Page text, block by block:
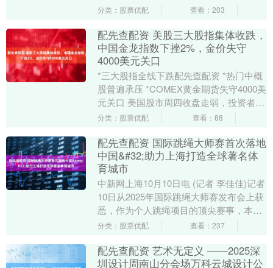
而是融合了心理学、哲学、数字文明批判
分类：股票优配 查看：203
配先查配资 美股三大股指集体收跌，
中国金龙指数下挫2%，金价失守
4000美元关口
*三大股指全线下跌配先查配资 *热门中概
股普遍承压 *COMEX黄金期货失守4000美
元关口 美国股市周四收盘走弱，投资者在
缺乏新的经济数据和市场催化剂的情况
分类：股票优配 查看：88
配先查配资 国际跳绳大师赛首次落地
中国&#32;助力上海打造全球著名体
育城市
中新网上海10月10日电 (记者 李佳佳)记者
10日从2025年国际跳绳大师赛发布会上获
悉，作为个人跳绳项目的顶尖赛事，本次
大师赛将于10月17日至21日首次落....
分类：股票优配 查看：237
配先查配资 艺术无定义 ——2025深
圳设计周南山分会场万科云城设计公